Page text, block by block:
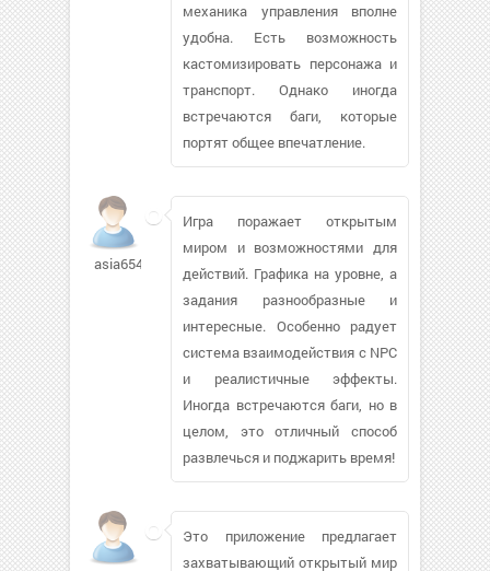
механика управления вполне
удобна. Есть возможность
кастомизировать персонажа и
транспорт. Однако иногда
встречаются баги, которые
портят общее впечатление.
asia65479515
Игра поражает открытым
миром и возможностями для
действий. Графика на уровне, а
задания разнообразные и
интересные. Особенно радует
система взаимодействия с NPC
и реалистичные эффекты.
Иногда встречаются баги, но в
целом, это отличный способ
развлечься и поджарить время!
Это приложение предлагает
захватывающий открытый мир